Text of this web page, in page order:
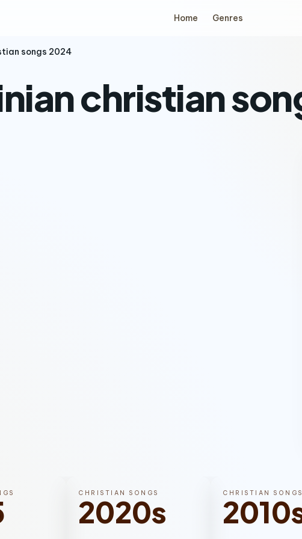
Home Genres
songs 2024
christian
CHRISTIAN SONGS
2020s
CHRISTIAN SONGS